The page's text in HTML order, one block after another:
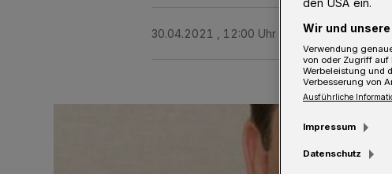
30.04.2021 , 12:00 Uhr 2 Minuten Lesezeit
den USA ein.
Wir und
Verwendung
von oder Zugriff auf
Werbeleistung und
Verbesserung von
Ausführliche
Impressum
Datenschutz